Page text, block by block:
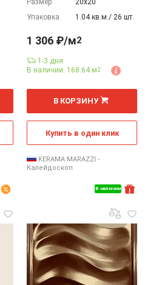
Размер
20х20
Упаковка
1.04 кв.м./ 26 шт.
В наличии
1 306 ₽/м2
1-3 дня
В наличии: 168.64 м2
м
В КОРЗИНУ
Купить в один клик
KERAMA MARAZZI -
Калейдоскоп